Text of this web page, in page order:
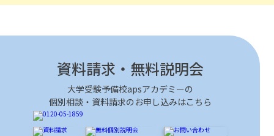
資料請求・無料説明会
大学受験予備校apsアカデミーの
個別相談・資料請求のお申し込みはこちら